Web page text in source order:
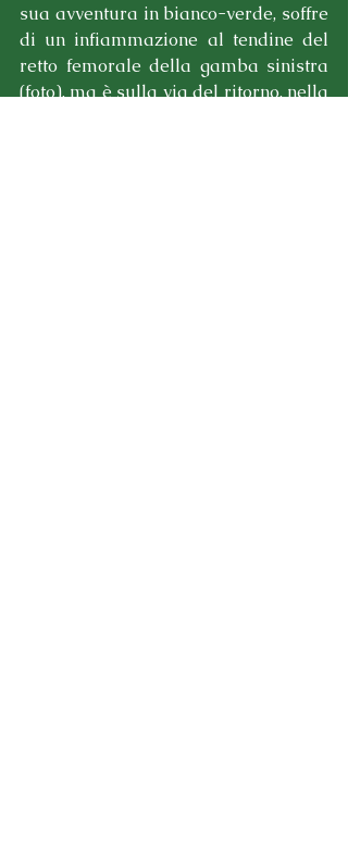
sua avventura in bianco-verde, soffre
di un infiammazione al tendine del
retto femorale della gamba sinistra
(foto), ma è sulla via del ritorno, nella